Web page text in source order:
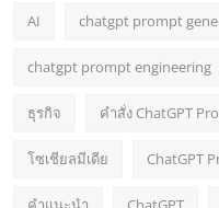
AI chatgpt prompt
chatgpt prompt engineering
ธุรกิจ คำสั่ง ChatGPT
โซเชียลมีเดีย ChatGPT